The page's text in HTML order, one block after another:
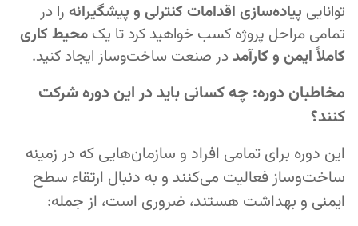
توانایی پیاده‌سازی اقدامات کنترلی و پیشگیرانه را در
تمامی مراحل پروژه کسب خواهید کرد تا یک محیط کاری
کاملاً ایمن و کارآمد در صنعت ساخت‌وساز ایجاد کنید.
مخاطبان دوره: چه کسانی باید در این دوره شرکت
کنند؟
این دوره برای تمامی افراد و سازمان‌هایی که در زمینه
ساخت‌وساز فعالیت می‌کنند و به دنبال ارتقاء سطح
ایمنی و بهداشت هستند، ضروری است، از جمله: